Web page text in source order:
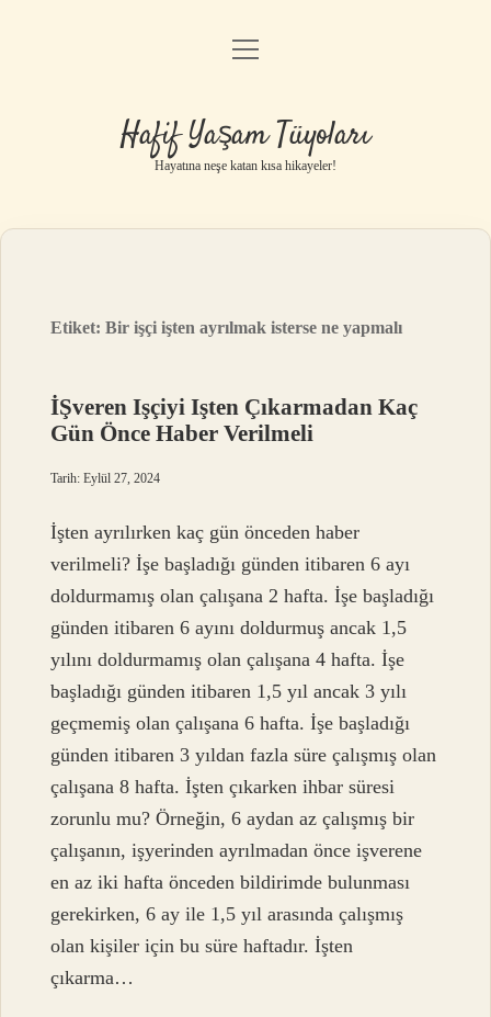
Anasayfa
Yasal Uyarı
menüyü
Hafif Yaşam Tüyoları
Hayatına neşe katan kısa hikayeler!
Etiket:Bir işçi işten ayrılmak isterse ne yapmalı
İŞveren Işçiyi Işten Çıkarmadan Kaç
Gün Önce Haber Verilmeli
Tarih: Eylül 27, 2024
İşten ayrılırken kaç gün önceden haber
verilmeli? İşe başladığı günden itibaren 6 ayı
doldurmamış olan çalışana 2 hafta. İşe başladığı
günden itibaren 6 ayını doldurmuş ancak 1,5
yılını doldurmamış olan çalışana 4 hafta. İşe
başladığı günden itibaren 1,5 yıl ancak 3 yılı
geçmemiş olan çalışana 6 hafta. İşe başladığı
günden itibaren 3 yıldan fazla süre çalışmış olan
çalışana 8 hafta. İşten çıkarken ihbar süresi
zorunlu mu? Örneğin, 6 aydan az çalışmış bir
çalışanın, işyerinden ayrılmadan önce işverene
en az iki hafta önceden bildirimde bulunması
gerekirken, 6 ay ile 1,5 yıl arasında çalışmış
olan kişiler için bu süre haftadır. İşten
çıkarma…